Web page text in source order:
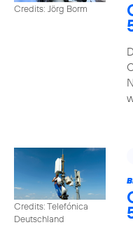
Credits: Jörg Borm
Credits: Telefónica
Deutschland